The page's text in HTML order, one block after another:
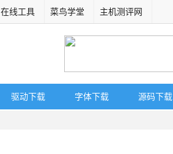
在线工具 菜鸟学堂 主机测评网
驱动下载 字体下载 源码下载